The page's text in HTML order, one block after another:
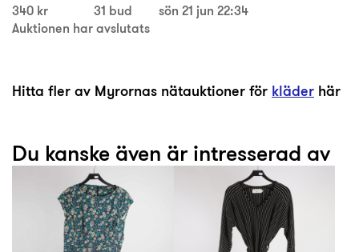
340 kr 31 bud
sön 21 jun 22:34
Auktionen har avslutats
Hitta fler av Myrornas nätauktioner för kläder här
Du kanske även är intresserad av